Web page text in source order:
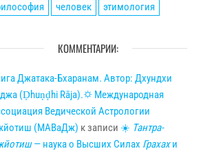
человек этимология
КОММЕНТАРИИ:
Джатака-Бхаранам. Автор: Дхундхи
(Ḍhuṇḍhi Rāja).🌣 Международная
Ведической Астрологии
(МАВаДж) к записи ☀ Тантра-
— наука о Высших Силах Грахахи